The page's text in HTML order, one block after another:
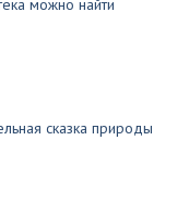
можно найти
сказка природы